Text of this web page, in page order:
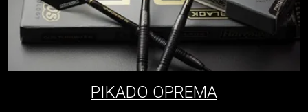
PIKADO OPREMA